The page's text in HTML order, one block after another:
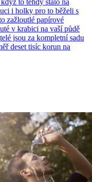
to tehdy stálo na
i holky pro to běželi s
zažloutlé papírové
v krabici na vaší půdě
jsou za kompletní sadu
deset tisíc korun na